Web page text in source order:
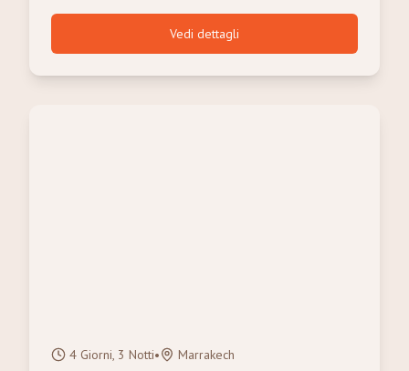
Vedi dettagli
4 Giorni, 3 Notti• Marrakech